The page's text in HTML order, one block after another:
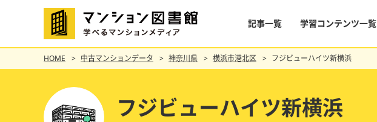
記事一覧 学習コンテンツ一覧
HOME 中古マンションデータ 神奈川県 横浜市港北区 フジビューハイツ新横浜
フジビューハイツ新横浜